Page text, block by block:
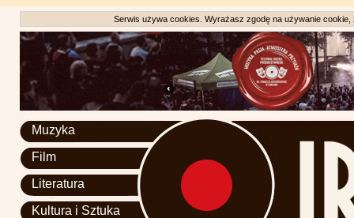
Serwis używa cookies. Wyrażasz zgodę na używanie
Muzyka
Film
Literatura
Kultura i Sztuka